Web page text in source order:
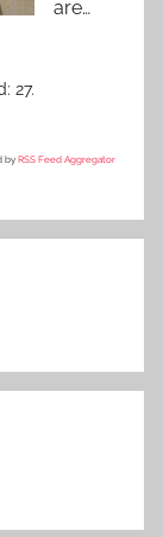
are…
27.
byRSS Feed Aggregator